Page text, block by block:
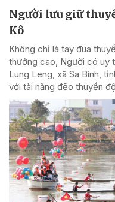
Người lưu giữ
Kô
Không chỉ là tay đua
thưởng cao, Người có uy
Lung Leng, xã Sa Bình,
với tài năng đẽo thuyền